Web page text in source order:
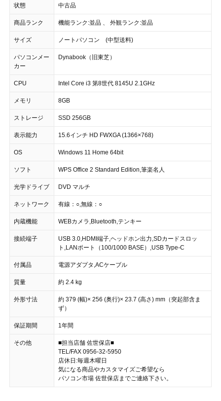
状態 中古品
商品ランク 機能ランク:並品 、 外観ランク:並品
サイズ ノートパソコン (中型送料)
パソコンメー
カー
Dynabook（旧東芝）
CPU Intel Core i3 第8世代 8145U 2.1GHz
メモリ 8GB
ストレージ SSD 256GB
表示能力 15.6インチ HD FWXGA (1366×768)
OS Windows 11 Home 64bit
ソフト WPS Office 2 Standard Edition,筆楽名人
光学ドライブ DVD マルチ
ネットワーク 有線：○,無線：○
内蔵機能 WEBカメラ,Bluetooth,テンキー
接続端子
USB 3.0,HDMI端子,ヘッドホン出力,SDカードスロッ
ト,LANポート（100/1000 BASE）,USB Type-C
付属品 電源アダプタ,ACケーブル
質量 約 2.4 kg
外形寸法
約 379 (幅)× 256 (奥行)× 23.7 (高さ) mm（突起部含ま
ず）
保証期間 1年間
その他
■担当店舗 佐世保店■
TEL/FAX 0956-32-5950
店休日:毎週木曜日
気になる商品やカスタマイズご希望なら
パソコン市場 佐世保店までご連絡下さい。